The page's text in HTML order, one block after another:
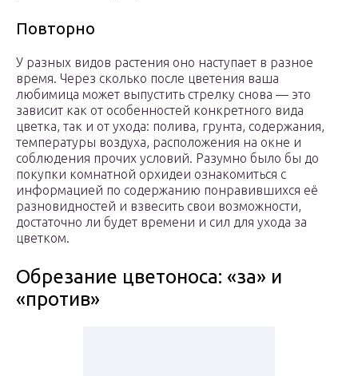
Повторно
У разных видов растения оно наступает в разное
время. Через сколько после цветения ваша
любимица может выпустить стрелку снова — это
зависит как от особенностей конкретного вида
цветка, так и от ухода: полива, грунта, содержания,
температуры воздуха, расположения на окне и
соблюдения прочих условий. Разумно было бы до
покупки комнатной орхидеи ознакомиться с
информацией по содержанию понравившихся её
разновидностей и взвесить свои возможности,
достаточно ли будет времени и сил для ухода за
цветком.
Обрезание цветоноса: «за» и
«против»